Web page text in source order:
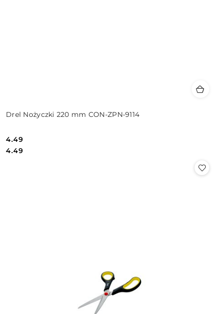
Drel Nożyczki 220 mm CON-ZPN-9114
Cena:
4.49
Cena:
4.49